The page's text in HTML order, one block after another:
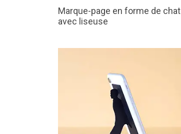
Marque-page en forme de chat
avec liseuse